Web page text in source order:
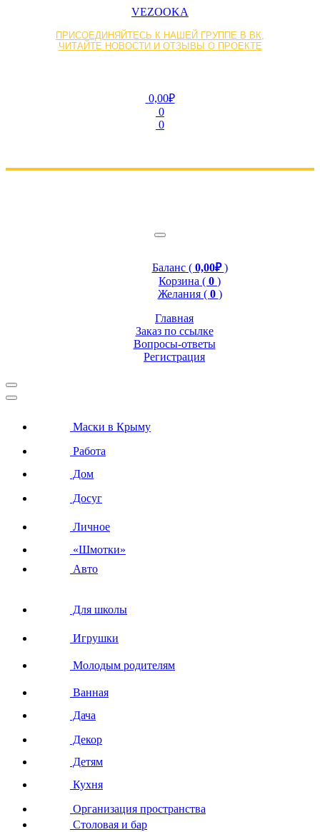
VEZOOKA
ПРИСОЕДИНЯЙТЕСЬ К НАШЕЙ ГРУППЕ В ВК,
ЧИТАЙТЕ НОВОСТИ И ОТЗЫВЫ О ПРОЕКТЕ
0,00₽
0
0
Баланс ( 0,00₽)
Корзина ( 0 )
Желания ( 0 )
Главная
Заказ по ссылке
Вопросы-ответы
Регистрация
Маски в Крыму
Работа
Дом
Досуг
Личное
«Шмотки»
Авто
Для школы
Игрушки
Молодым родителям
Ванная
Дача
Декор
Детям
Кухня
Организация пространства
Столовая и бар